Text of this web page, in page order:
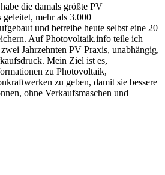
die damals größte PV
mehr als 3.000
und betreibe heute selbst eine 20
Auf Photovoltaik.info teile ich
Jahrzehnten PV Praxis, unabhängig,
Mein Ziel ist es,
zu Photovoltaik,
zu geben, damit sie bessere
ohne Verkaufsmaschen und